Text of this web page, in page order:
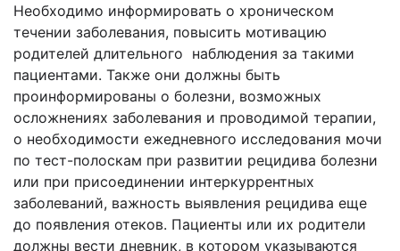
Необходимо информировать о хроническом
течении заболевания, повысить мотивацию
родителей длительного наблюдения за такими
пациентами. Также они должны быть
проинформированы о болезни, возможных
осложнениях заболевания и проводимой терапии,
о необходимости ежедневного исследования мочи
по тест-полоскам при развитии рецидива болезни
или при присоединении интеркуррентных
заболеваний, важность выявления рецидива еще
до появления отеков. Пациенты или их родители
должны вести дневник, в котором указываются